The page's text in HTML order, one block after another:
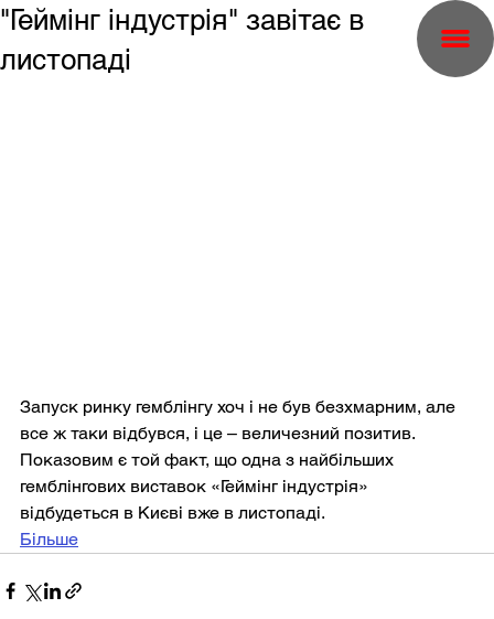
"Геймінг індустрія" завітає в
листопаді
Запуск ринку гемблінгу хоч і не був безхмарним, але
все ж таки відбувся, і це – величезний позитив.
Показовим є той факт, що одна з найбільших
гемблінгових виставок «Геймінг індустрія»
відбудеться в Києві вже в листопаді.
Більше